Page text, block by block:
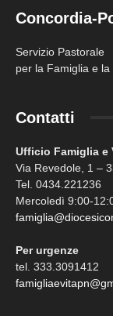
Concordia-
Servizio Pastorale
per la Famiglia e la
Contatti
Ufficio Famiglia e
Via Revedole, 1 –
Tel. 0434.221236
Mercoledì 9:00-
Per urgenze
tel. 333.3091412